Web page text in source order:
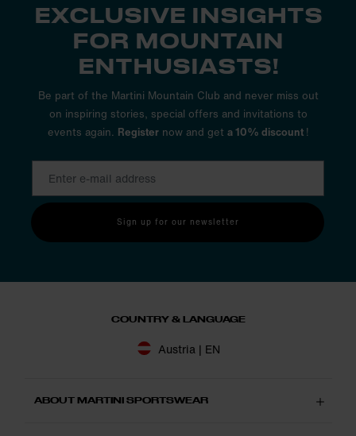
EXCLUSIVE INSIGHTS
FOR MOUNTAIN
ENTHUSIASTS!
Be part of the Martini Mountain Club and never miss out
on inspiring stories, special offers and invitations to
events again. Registernow and get a 10% discount !
Sign up for our newsletter
COUNTRY & LANGUAGE
Austria | EN
ABOUT MARTINI SPORTSWEAR